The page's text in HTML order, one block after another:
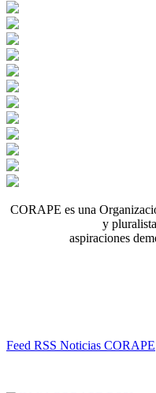
CORAPE es una
y
aspiraciones
Feed RSS Noticias CORAPE